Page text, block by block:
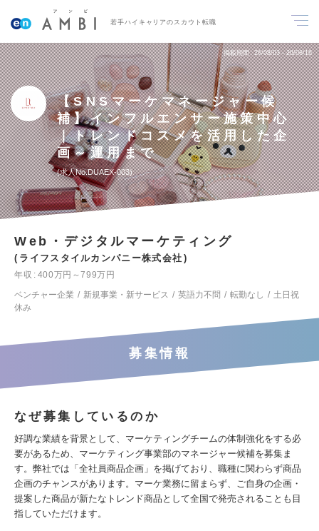
若手ハイキャリアのスカウト転職
掲載期間 26/08/03～26/08/16
【SNSマーケマネージャー候
補】インフルエンサー施策中心
｜トレンドコスメを活用した企
画～運用まで
求人No.DUAEX-003
Web・デジタルマーケティング
ライフスタイルカンパニー株式会社
年収
400万円～799万円
ベンチャー企業
新規事業・新サービス 英語力不問 転勤なし
土日祝
休み
募集情報
なぜ募集しているのか
好調な業績を背景として、マーケティングチームの体制強化をする必
要があるため、マーケティング事業部のマネージャー候補を募集ま
す。弊社では「全社員商品企画」を掲げており、職種に関わらず商品
企画のチャンスがあります。マーケ業務に留まらず、ご自身の企画・
提案した商品が新たなトレンド商品として全国で発売されることも目
指していただけます。